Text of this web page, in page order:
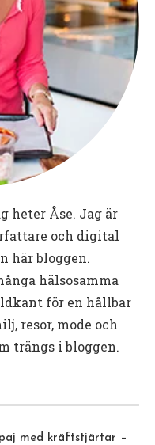
heter Åse. Jag är
och digital
här bloggen.
hälsosamma
för en hållbar
resor, mode och
trängs i bloggen.
med kräftstjärtar –